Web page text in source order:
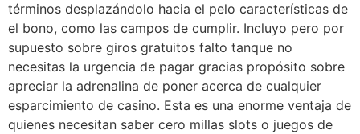
términos desplazándolo hacia el pelo características de
el bono, como las campos de cumplir. Incluyo pero por
supuesto sobre giros gratuitos falto tanque no
necesitas la urgencia de pagar gracias propósito sobre
apreciar la adrenalina de poner acerca de cualquier
esparcimiento de casino. Esta es una enorme ventaja de
quienes necesitan saber cero millas slots o juegos de